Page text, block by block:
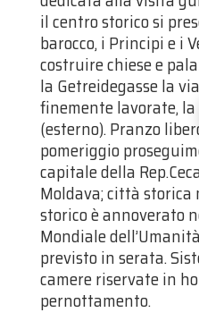
il centro storico si
barocco, i Principi e i
costruire chiese e
la Getreidegasse la
finemente lavorate,
(esterno). Pranzo
pomeriggio
capitale della
Moldava; città
storico è annoverato
Mondiale
previsto in serata.
camere riservate in
pernottamento.